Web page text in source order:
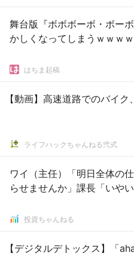
舞台版『ボボボーボ・ボー
かしくなってしまうｗｗｗ
はちま起稿
【動画】高速道路でのバイ
ライフハックちゃんねる弐式
ワイ（主任）「明日全体の
らせませんか」課長「いや
投資ちゃんねる
【デジタルデトックス】「